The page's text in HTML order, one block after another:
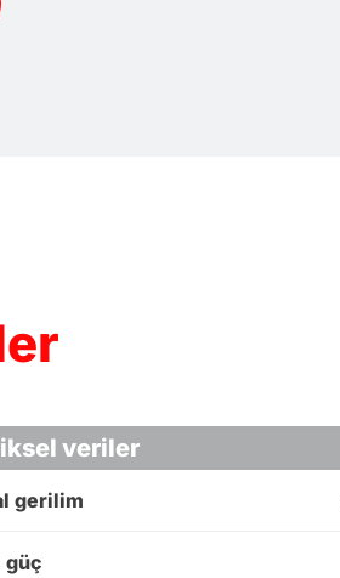
veriler
gerilim
güç